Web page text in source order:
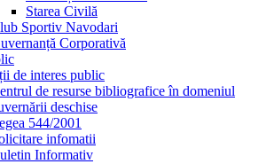
Starea Civilă
Sportiv Navodari
Corporativă
de interes public
de resurse bibliografice în domeniul
deschise
544/2001
infomatii
Informativ